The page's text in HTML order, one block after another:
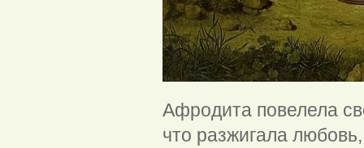
Афродита повелела
что разжигала